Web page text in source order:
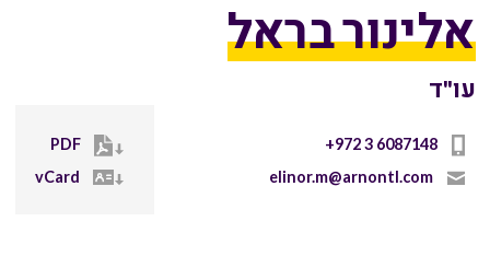
אלינור בראל
עו"ד
+972 3 6087148
elinor.m@arnontl.com
PDF
vCard